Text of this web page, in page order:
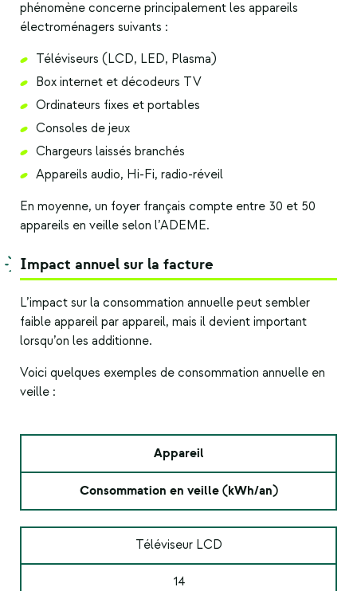
phénomène concerne principalement les appareils
électroménagers suivants :
Téléviseurs (LCD, LED, Plasma)
Box internet et décodeurs TV
Ordinateurs fixes et portables
Consoles de jeux
Chargeurs laissés branchés
Appareils audio, Hi-Fi, radio-réveil
En moyenne, un foyer français compte entre 30 et 50
appareils en veille selon l’ADEME.
Impact annuel sur la facture
L’impact sur la consommation annuelle peut sembler
faible appareil par appareil, mais il devient important
lorsqu’on les additionne.
Voici quelques exemples de consommation annuelle en
veille :
Appareil
Consommation en veille (kWh/an)
Téléviseur LCD
14